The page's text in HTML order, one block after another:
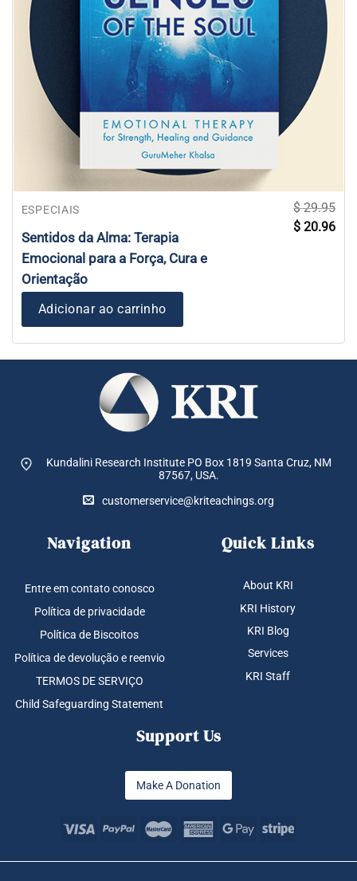
ESPECIAIS
Sentidos da Alma: Terapia
Emocional para a Força, Cura e
Orientação
$29.95
O
preço
$ 20.96
Adicionar ao carrinho
Kundalini Research Institute PO Box 1819 Santa Cruz, NM
87567, USA.
customerservice@kriteachings.org
Navigation
Entre em contato conosco
Política de privacidade
Política de Biscoitos
Política de devolução e reenvio
TERMOS DE SERVIÇO
Child Safeguarding Statement
Quick Links
About KRI
KRI History
KRI Blog
Services
KRI Staff
Support Us
Make A Donation